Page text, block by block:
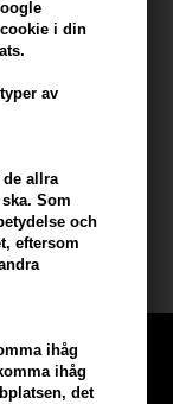
i din
av
de allra
Som
och
eftersom
ihåg
ihåg
det
till att stimulera
att borsten rör